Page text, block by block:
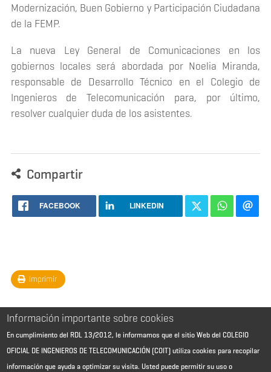
Modernización, Buen Gobierno y Participación Ciudadana
de la FEMP.
La nueva Ley General de Comunicaciones en los
gobiernos locales será abordada por Noelia Miranda,
responsable de Desarrollo Técnico en el Colegio de
Ingenieros de Telecomunicación para, por último,
resolver cualquier duda de los asistentes.
Compartir
FACEBOOK LINKEDIN
Imprimir
Información importante sobre cookies
En cumplimiento del RDL 13/2012, le informamos que el sitio Web del COLEGIO
OFICIAL DE INGENIEROS DE TELECOMUNICACIÓN (COIT) utiliza cookies para recopilar
información que ayuda a optimizar su visita. Usted puede permitir su uso o